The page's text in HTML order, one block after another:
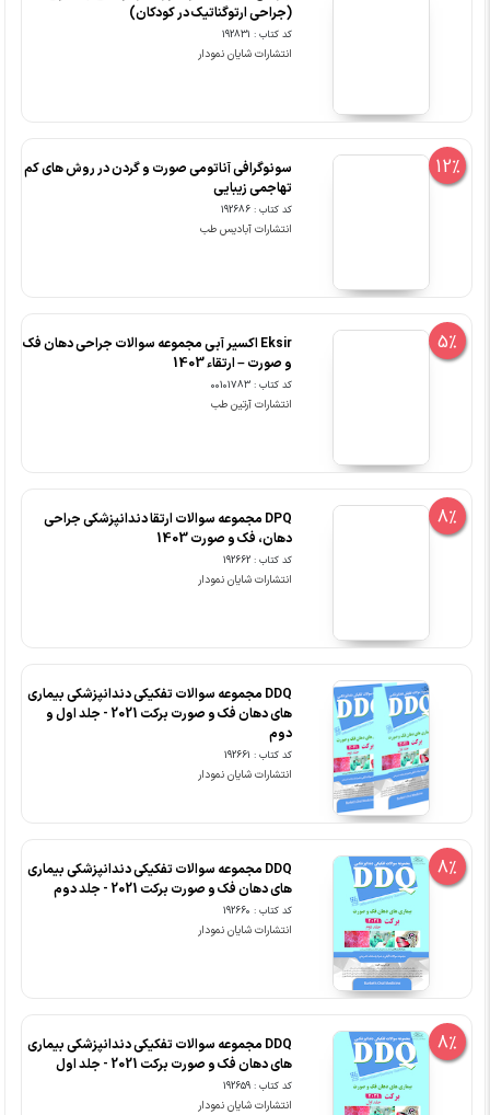
(جراحی ارتوگناتیک در کودکان)
کد کتاب : 192831
انتشارات شایان نمودار
12%
سونوگرافی آناتومی صورت و گردن در روش های کم
تهاجمی زیبایی
کد کتاب : 192686
انتشارات آبادیس طب
5%
Eksir اکسیر آبی مجموعه سوالات جراحی دهان فک
و صورت – ارتقاء 1403
کد کتاب : 00101783
انتشارات آرتین طب
8%
DPQ مجموعه سوالات ارتقا دندانپزشکی جراحی
دهان، فک و صورت 1403
کد کتاب : 192662
انتشارات شایان نمودار
DDQ مجموعه سوالات تفکیکی دندانپزشکی بیماری
های دهان فک و صورت برکت 2021 - جلد اول و
دوم
کد کتاب : 192661
انتشارات شایان نمودار
8%
DDQ مجموعه سوالات تفکیکی دندانپزشکی بیماری
های دهان فک و صورت برکت 2021 - جلد دوم
کد کتاب : 192660
انتشارات شایان نمودار
8%
DDQ مجموعه سوالات تفکیکی دندانپزشکی بیماری
های دهان فک و صورت برکت 2021 - جلد اول
کد کتاب : 192659
انتشارات شایان نمودار